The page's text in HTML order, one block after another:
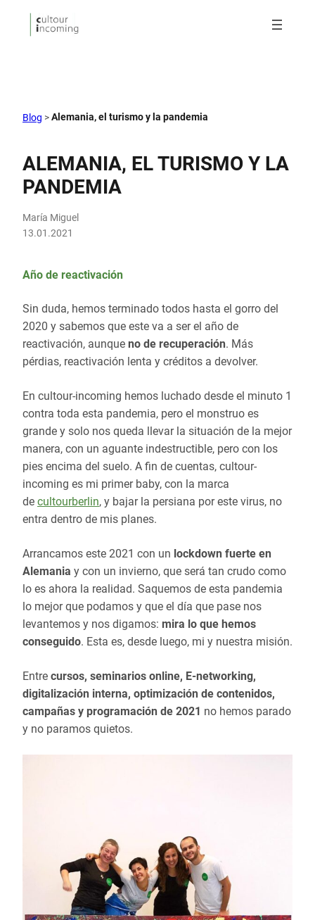
Blog >Alemania, el turismo y la pandemia
ALEMANIA, EL TURISMO Y LA
PANDEMIA
María Miguel
13.01.2021
Año de reactivación
Sin duda, hemos terminado todos hasta el gorro del
2020 y sabemos que este va a ser el año de
reactivación, aunque no de recuperación. Más
pérdias, reactivación lenta y créditos a devolver.
En cultour-incoming hemos luchado desde el minuto 1
contra toda esta pandemia, pero el monstruo es
grande y solo nos queda llevar la situación de la mejor
manera, con un aguante indestructible, pero con los
pies encima del suelo. A fin de cuentas, cultour-
incoming es mi primer baby, con la marca
de cultourberlin, y bajar la persiana por este virus, no
entra dentro de mis planes.
Arrancamos este 2021 con un lockdown fuerte en
Alemania y con un invierno, que será tan crudo como
lo es ahora la realidad. Saquemos de esta pandemia
lo mejor que podamos y que el día que pase nos
levantemos y nos digamos: mira lo que hemos
conseguido. Esta es, desde luego, mi y nuestra misión.
Entre cursos, seminarios online, E-networking,
digitalización interna, optimización de contenidos,
campañas y programación de 2021 no hemos parado
y no paramos quietos.